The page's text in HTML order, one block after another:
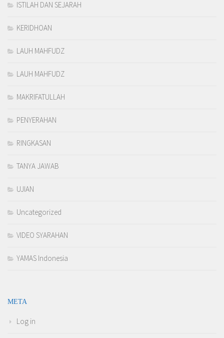
ISTILAH DAN SEJARAH
KERIDHOAN
LAUH MAHFUDZ
LAUH MAHFUDZ
MAKRIFATULLAH
PENYERAHAN
RINGKASAN
TANYA JAWAB
UJIAN
Uncategorized
VIDEO SYARAHAN
YAMAS Indonesia
META
Log in